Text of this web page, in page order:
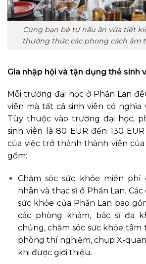
Cùng bạn bè tự nấu ăn vừa tiết
thưởng thức các phong cách ẩm
Gia nhập hội và tận dụng thẻ sinh
Mỗi trường đại học ở Phần Lan
viên mà tất cả sinh viên có nghĩa
Tùy thuộc vào trường đại học,
sinh viên là 80 EUR đến 130
của việc trở thành thành viên của
gồm:
Chăm sóc sức khỏe miễn phí
nhân và thạc sĩ ở Phần Lan.
sức khỏe của Phần Lan bao
các phòng khám, bác sĩ đa
chủng, chăm sóc sức khỏe tâm
phòng thí nghiệm, chụp X-
khi được giới thiệu.